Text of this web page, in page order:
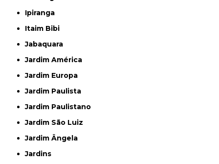
Ipiranga
Itaim Bibi
Jabaquara
Jardim América
Jardim Europa
Jardim Paulista
Jardim Paulistano
Jardim São Luiz
Jardim Ângela
Jardins